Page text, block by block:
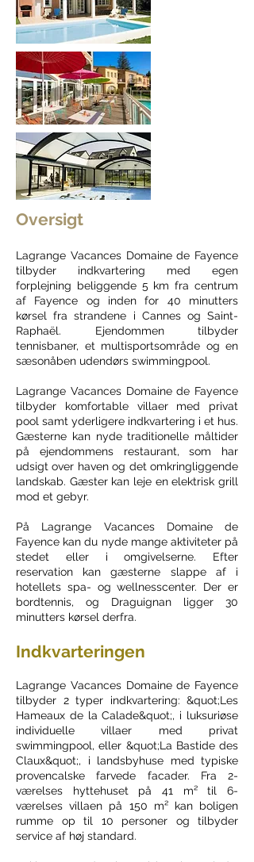
Oversigt
Lagrange Vacances Domaine de Fayence
tilbyder indkvartering med egen
forplejning beliggende 5 km fra centrum
af Fayence og inden for 40 minutters
kørsel fra strandene i Cannes og Saint-
Raphaël. Ejendommen tilbyder
tennisbaner, et multisportsområde og en
sæsonåben udendørs swimmingpool.
Lagrange Vacances Domaine de Fayence
tilbyder komfortable villaer med privat
pool samt yderligere indkvartering i et hus.
Gæsterne kan nyde traditionelle måltider
på ejendommens restaurant, som har
udsigt over haven og det omkringliggende
landskab. Gæster kan leje en elektrisk grill
mod et gebyr.
På Lagrange Vacances Domaine de
Fayence kan du nyde mange aktiviteter på
stedet eller i omgivelserne. Efter
reservation kan gæsterne slappe af i
hotellets spa- og wellnesscenter. Der er
bordtennis, og Draguignan ligger 30
minutters kørsel derfra.
Indkvarteringen
Lagrange Vacances Domaine de Fayence
tilbyder 2 typer indkvartering: &quot;Les
Hameaux de la Calade&quot;, i luksuriøse
individuelle villaer med privat
swimmingpool, eller &quot;La Bastide des
Claux&quot;, i landsbyhuse med typiske
provencalske farvede facader. Fra 2-
værelses hyttehuset på 41 m² til 6-
værelses villaen på 150 m² kan boligen
rumme op til 10 personer og tilbyder
service af høj standard.